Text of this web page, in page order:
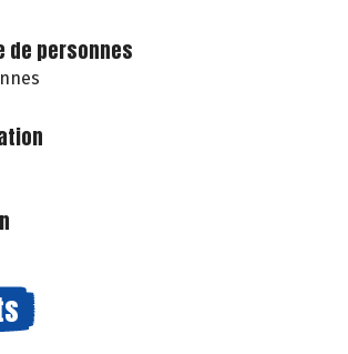
de personnes